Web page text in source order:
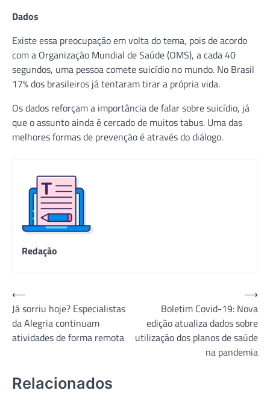
Dados
Existe essa preocupação em volta do tema, pois de acordo
com a Organização Mundial de Saúde (OMS), a cada 40
segundos, uma pessoa comete suicídio no mundo. No Brasil
17% dos brasileiros já tentaram tirar a própria vida.
Os dados reforçam a importância de falar sobre suicídio, já
que o assunto ainda é cercado de muitos tabus. Uma das
melhores formas de prevenção é através do diálogo.
Redação
Navegação
de
Post
⟵
Já sorriu hoje? Especialistas
da Alegria continuam
atividades de forma remota
Boletim Covid-19: Nova
edição atualiza dados sobre
utilização dos planos de saúde
na pandemia
⟶
Relacionados